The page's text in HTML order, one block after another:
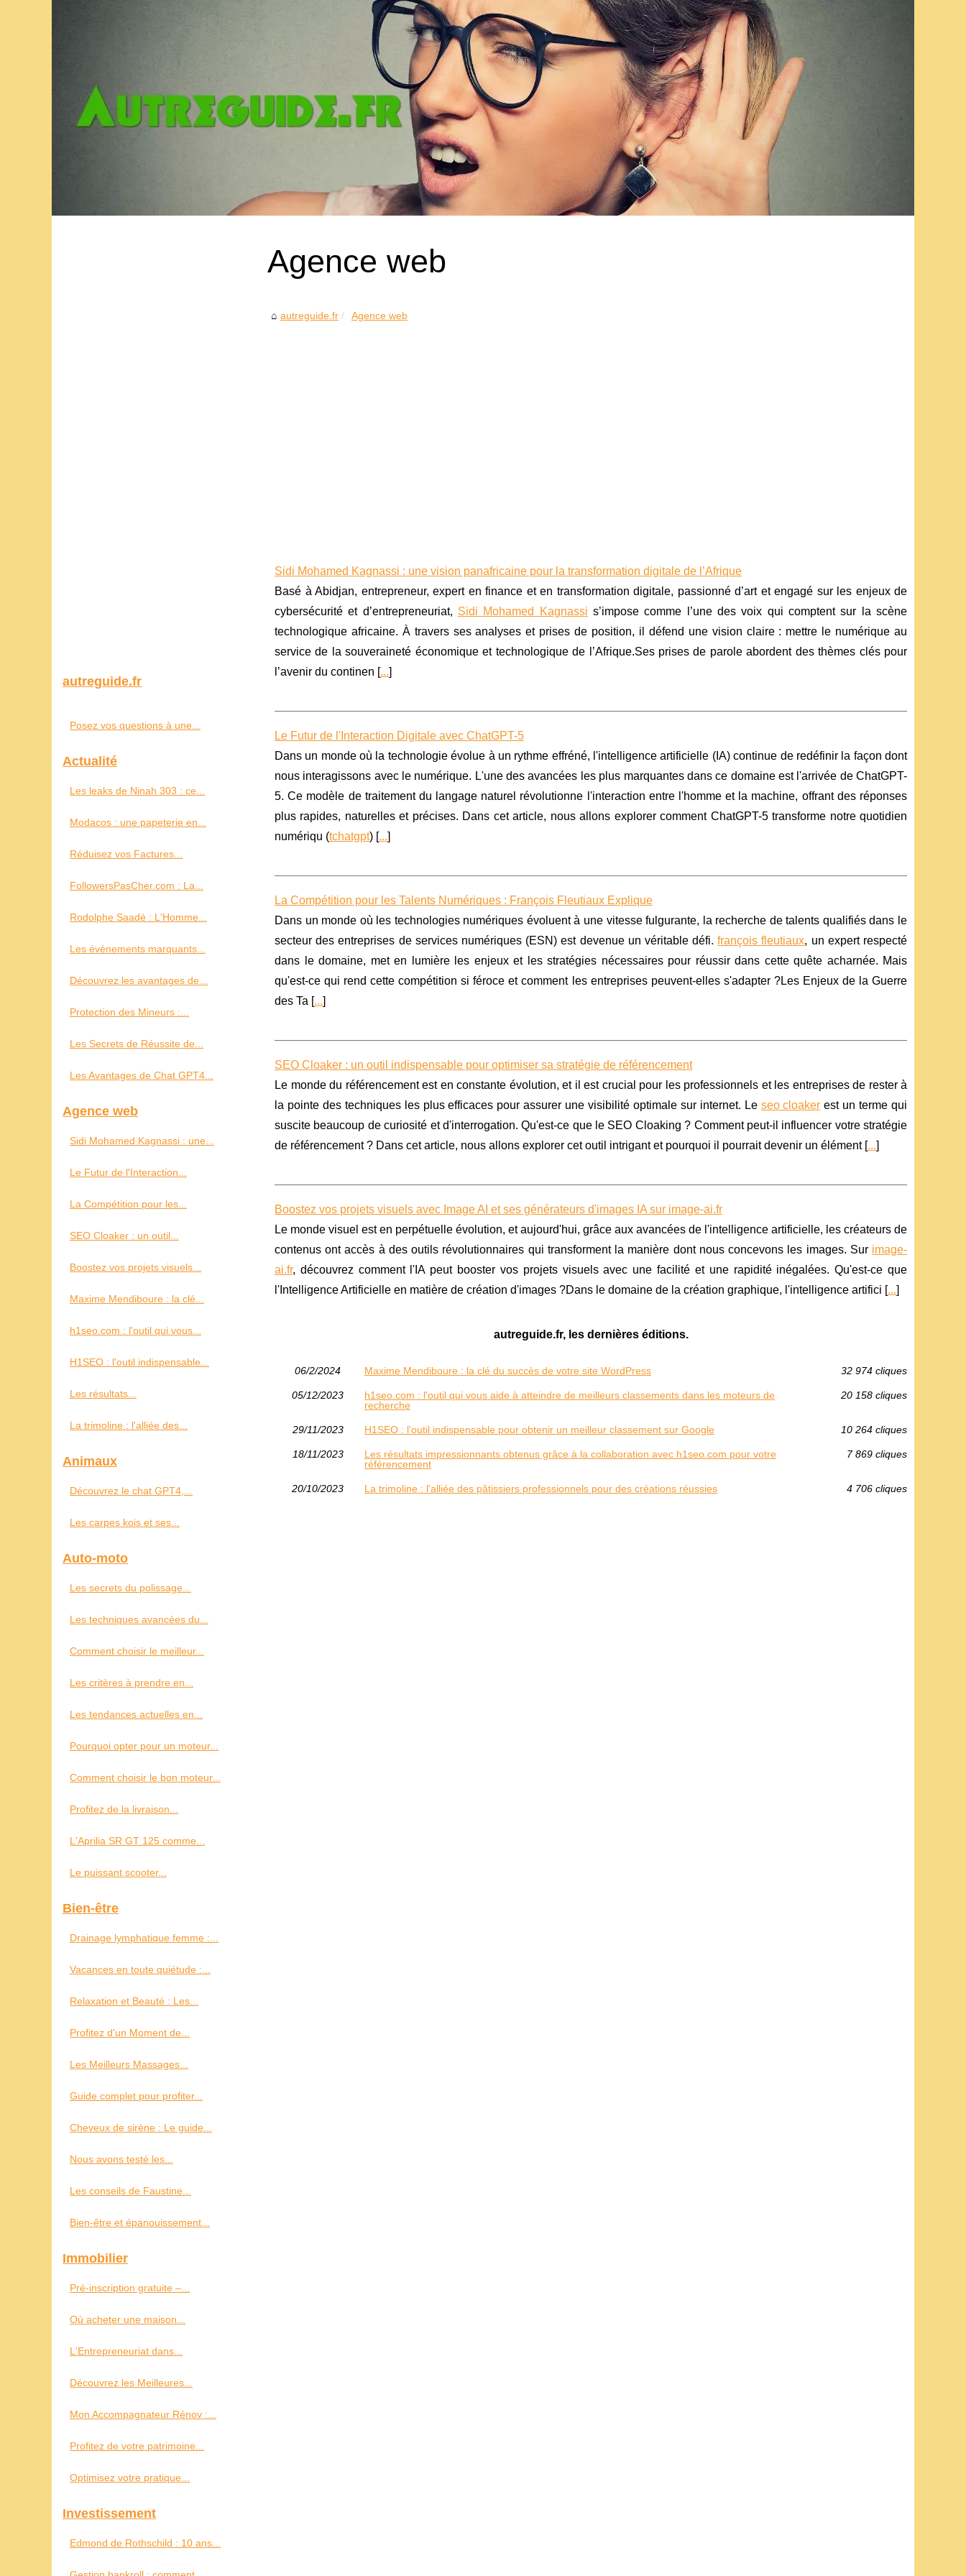
Agence web
autreguide.fr Agence web
Sidi Mohamed Kagnassi : une vision panafricaine pour la transformation digitale de l’Afrique
Basé à Abidjan, entrepreneur, expert en finance et en transformation digitale, passionné d’art et engagé sur les enjeux de
cybersécurité et d’entrepreneuriat, Sidi Mohamed Kagnassi s’impose comme l’une des voix qui comptent sur la scène
technologique africaine. À travers ses analyses et prises de position, il défend une vision claire : mettre le numérique au
service de la souveraineté économique et technologique de l’Afrique.Ses prises de parole abordent des thèmes clés pour
l’avenir du continen [...]
Le Futur de l'Interaction Digitale avec ChatGPT-5
Dans un monde où la technologie évolue à un rythme effréné, l'intelligence artificielle (IA) continue de redéfinir la façon dont
nous interagissons avec le numérique. L'une des avancées les plus marquantes dans ce domaine est l'arrivée de ChatGPT-
5. Ce modèle de traitement du langage naturel révolutionne l'interaction entre l'homme et la machine, offrant des réponses
plus rapides, naturelles et précises. Dans cet article, nous allons explorer comment ChatGPT-5 transforme notre quotidien
numériqu (tchatgpt) [...]
La Compétition pour les Talents Numériques : François Fleutiaux Explique
Dans un monde où les technologies numériques évoluent à une vitesse fulgurante, la recherche de talents qualifiés dans le
secteur des entreprises de services numériques (ESN) est devenue un véritable défi.françois fleutiaux, un expert respecté
dans le domaine, met en lumière les enjeux et les stratégies nécessaires pour réussir dans cette quête acharnée. Mais
qu'est-ce qui rend cette compétition si féroce et comment les entreprises peuvent-elles s'adapter ?Les Enjeux de la Guerre
des Ta [...]
SEO Cloaker : un outil indispensable pour optimiser sa stratégie de référencement
Le monde du référencement est en constante évolution, et il est crucial pour les professionnels et les entreprises de rester à
la pointe des techniques les plus efficaces pour assurer une visibilité optimale sur internet. Le seo cloaker est un terme qui
suscite beaucoup de curiosité et d'interrogation. Qu'est-ce que le SEO Cloaking ? Comment peut-il influencer votre stratégie
de référencement ? Dans cet article, nous allons explorer cet outil intrigant et pourquoi il pourrait devenir un élément [...]
Boostez vos projets visuels avec Image AI et ses générateurs d'images IA sur image-ai.fr
Le monde visuel est en perpétuelle évolution, et aujourd'hui, grâce aux avancées de l'intelligence artificielle, les créateurs de
contenus ont accès à des outils révolutionnaires qui transforment la manière dont nous concevons les images. Sur image-
ai.fr, découvrez comment l'IA peut booster vos projets visuels avec une facilité et une rapidité inégalées. Qu'est-ce que
l'Intelligence Artificielle en matière de création d'images ?Dans le domaine de la création graphique, l'intelligence artifici [...]
autreguide.fr, les dernières éditions.
06/2/2024 Maxime Mendiboure : la clé du succès de votre site WordPress 32 974 cliques
05/12/2023
h1seo.com : l'outil qui vous aide à atteindre de meilleurs classements dans les moteurs de
recherche
20 158 cliques
29/11/2023 H1SEO : l'outil indispensable pour obtenir un meilleur classement sur Google 10 264 cliques
18/11/2023
Les résultats impressionnants obtenus grâce à la collaboration avec h1seo.com pour votre
référencement
7 869 cliques
20/10/2023 La trimoline : l'alliée des pâtissiers professionnels pour des créations réussies 4 706 cliques
autreguide.fr
Posez vos questions à une...
Actualité
Les leaks de Ninah 303 : ce...
Modacos : une papeterie en...
Réduisez vos Factures...
FollowersPasCher.com : La...
Rodolphe Saadé : L'Homme...
Les événements marquants...
Découvrez les avantages de...
Protection des Mineurs :...
Les Secrets de Réussite de...
Les Avantages de Chat GPT4...
Agence web
Sidi Mohamed Kagnassi : une...
Le Futur de l'Interaction...
La Compétition pour les...
SEO Cloaker : un outil...
Boostez vos projets visuels...
Maxime Mendiboure : la clé...
h1seo.com : l'outil qui vous...
H1SEO : l'outil indispensable...
Les résultats...
La trimoline : l'alliée des...
Animaux
Découvrez le chat GPT4,...
Les carpes kois et ses...
Auto-moto
Les secrets du polissage...
Les techniques avancées du...
Comment choisir le meilleur...
Les critères à prendre en...
Les tendances actuelles en...
Pourquoi opter pour un moteur...
Comment choisir le bon moteur...
Profitez de la livraison...
L'Aprilia SR GT 125 comme...
Le puissant scooter...
Bien-être
Drainage lymphatique femme :...
Vacances en toute quiétude :...
Relaxation et Beauté : Les...
Profitez d'un Moment de...
Les Meilleurs Massages...
Guide complet pour profiter...
Cheveux de sirène : Le guide...
Nous avons testé les...
Les conseils de Faustine...
Bien-être et épanouissement...
Immobilier
Pré-inscription gratuite –...
Où acheter une maison...
L'Entrepreneuriat dans...
Découvrez les Meilleures...
Mon Accompagnateur Rénov :...
Profitez de votre patrimoine...
Optimisez votre pratique...
Investissement
Edmond de Rothschild : 10 ans...